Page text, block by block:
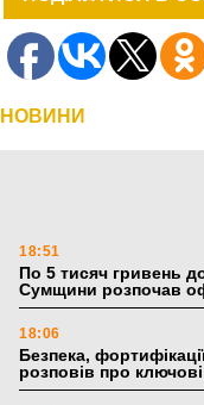
НОВИНИ
18:51
По 5 тисяч гривень
Сумщини розпочав
18:06
Безпека,
розповів про